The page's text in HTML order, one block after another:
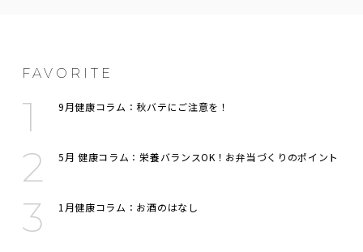
FAVORITE
9月健康コラム：秋バテにご注意を！
5月 健康コラム：栄養バランスOK！お弁当づくりのポイント
1月健康コラム：お酒のはなし